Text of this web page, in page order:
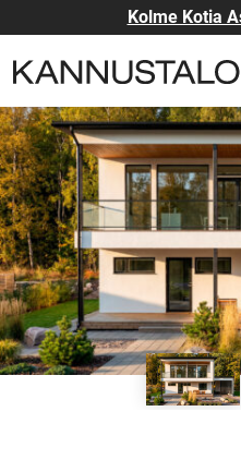
Kolme Kotia